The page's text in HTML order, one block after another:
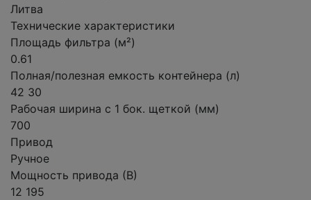
Литва
Технические характеристики
Площадь фильтра (м²)
0.61
Полная/полезная емкость контейнера (л)
42 30
Рабочая ширина с 1 бок. щеткой (мм)
700
Привод
Ручное
Мощность привода (В)
12 195